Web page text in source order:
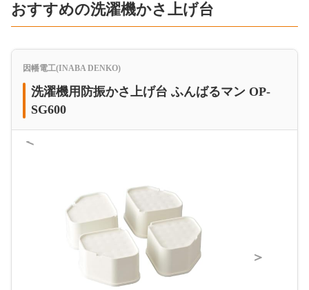
おすすめの洗濯機かさ上げ台
因幡電工(INABA DENKO)
洗濯機用防振かさ上げ台 ふんばるマン OP-
SG600
＜
＞